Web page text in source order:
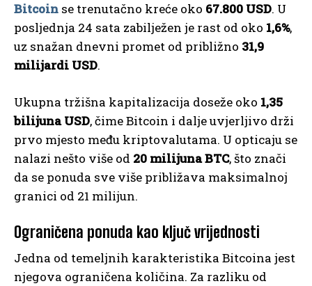
Bitcoin se trenutačno kreće oko 67.800 USD. U
posljednja 24 sata zabilježen je rast od oko 1,6%,
uz snažan dnevni promet od približno 31,9
milijardi USD.
Ukupna tržišna kapitalizacija doseže oko 1,35
bilijuna USD, čime Bitcoin i dalje uvjerljivo drži
prvo mjesto među kriptovalutama. U opticaju se
nalazi nešto više od 20 milijuna BTC, što znači
da se ponuda sve više približava maksimalnoj
granici od 21 milijun.
Ograničena ponuda kao ključ vrijednosti
Jedna od temeljnih karakteristika Bitcoina jest
njegova ograničena količina. Za razliku od